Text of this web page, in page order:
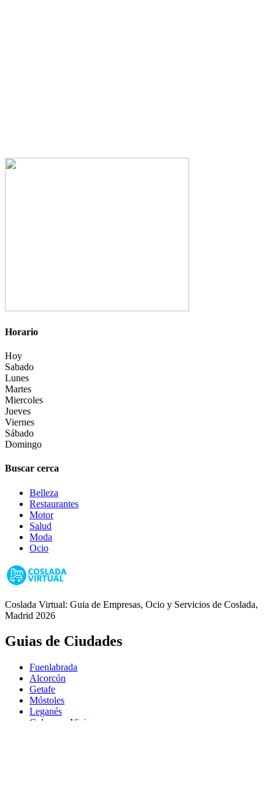
Horario
Hoy
Sabado
Lunes
Martes
Miercoles
Jueves
Viernes
Sábado
Domingo
Buscar cerca
Belleza
Restaurantes
Motor
Salud
Moda
Ocio
Coslada Virtual: Guia de Empresas, Ocio y Servicios de Coslada,
Madrid 2026
Guias de Ciudades
Fuenlabrada
Alcorcón
Getafe
Móstoles
Leganés
Colmenar Viejo